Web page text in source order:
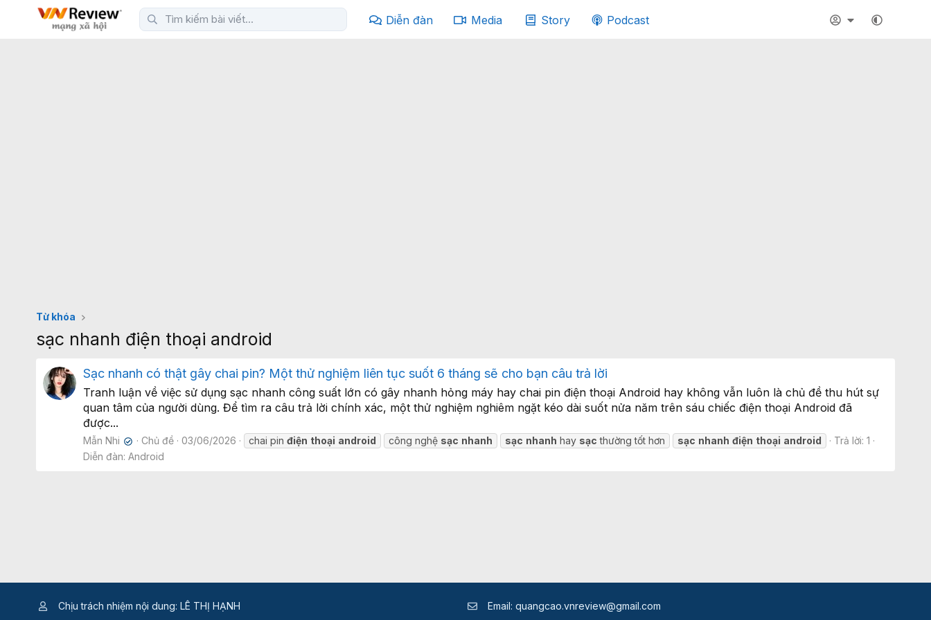
Diễn đàn Media Story Podcast
Từ khóa
sạc nhanh điện thoại android
Sạc nhanh có thật gây chai pin? Một thử nghiệm liên tục suốt 6 tháng sẽ cho bạn câu trả lời
Tranh luận về việc sử dụng sạc nhanh công suất lớn có gây nhanh hỏng máy hay chai pin điện thoại Android hay không vẫn luôn là chủ đề thu hút sự
quan tâm của người dùng. Để tìm ra câu trả lời chính xác, một thử nghiệm nghiêm ngặt kéo dài suốt nửa năm trên sáu chiếc điện thoại Android đã
được...
Mẫn Nhi ✔ Chủ đề 03/06/2026 chai pinđiện thoại android công nghệ sạc nhanh sạc nhanh hay sạc thường tốt hơn sạc nhanh điện thoại android
Trả lời: 1
Diễn đàn: Android
Chịu trách nhiệm nội dung: LÊ THỊ HẠNH Email: quangcao.vnreview@gmail.com